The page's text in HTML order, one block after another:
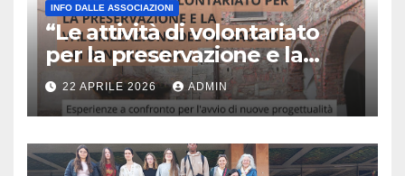
INFO DALLE ASSOCIAZIONI
“Le attività di volontariato
per la preservazione e la
valorizzazione del paesaggio
e dei beni culturali
Esperienze a confronto per
l’avvio di nuove
progettualità – Sabato 2
22 APRILE 2026 ADMIN